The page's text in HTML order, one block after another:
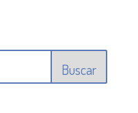
Buscar